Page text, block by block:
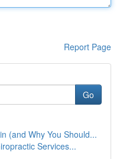
Report Page
Go
(and Why You Should...
Services...